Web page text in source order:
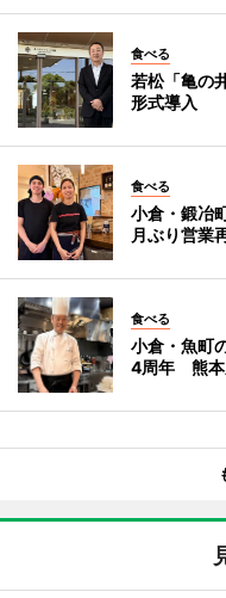
食べる
若松「亀の
形式導入
食べる
小倉・鍛冶
月ぶり営業
食べる
小倉・魚町
4周年 熊本